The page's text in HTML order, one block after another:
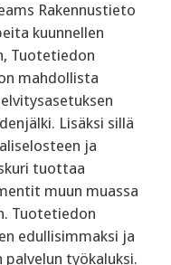
Rakennustieto
kuunnellen
Tuotetiedon
mahdollista
Lisäksi sillä
ja
tuottaa
muun muassa
‍Tuotetiedon
edullisimmaksi ja
työkaluksi.